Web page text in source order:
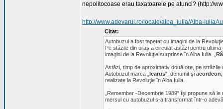
nepolitocoase erau taxatoarele pe atunci? (http://
http://www.adevarul.ro/locale/alba_iulia/Alba-
Citat:
Autobuzul a fost tapetat cu imagini de la
Pe stăzile din oraş a circulat astăzi pentru
imagini de la Revoluţie surprinse în Alba Iulia. „
Astăzi, timp de aproximativ două ore, pe
Autobuzul marca „ Icarus“, denumit şi
realizate la Revoluţie în Alba Iulia.
„Remember -Decembrie 1989“ îşi propune să
mersul cu autobuzul s-a transformat într-o